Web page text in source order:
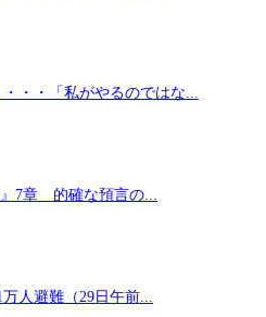
・・「私がやるのではな...
7章 的確な預言の...
人避難（29日午前...